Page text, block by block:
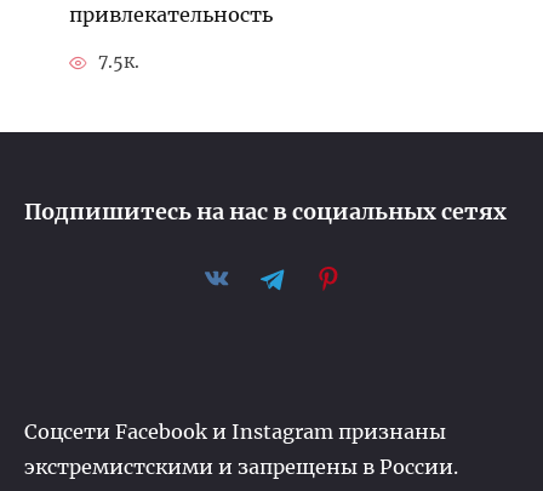
привлекательность
7.5к.
Подпишитесь на нас в социальных сетях
Соцсети Facebook и Instagram признаны
экстремистскими и запрещены в России.